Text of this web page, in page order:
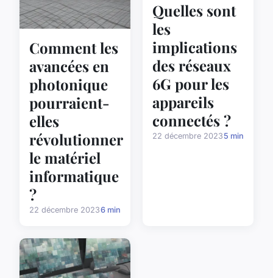
Comment les
avancées en
photonique
pourraient-
elles
révolutionner
le matériel
informatique
?
22 décembre 20236 min
Quelles sont
les
implications
des réseaux
6G pour les
appareils
connectés ?
22 décembre 2023 5 min